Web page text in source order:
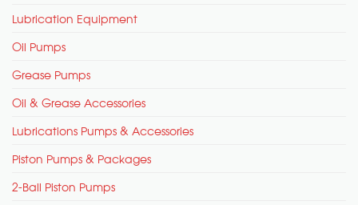
Lubrication Equipment
Oil Pumps
Grease Pumps
Oil & Grease Accessories
Lubrications Pumps & Accessories
Piston Pumps & Packages
2-Ball Piston Pumps